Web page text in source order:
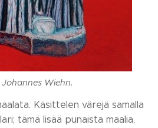
Wiehn.
Käsittelen värejä samalla
tämä lisää punaista maalia,